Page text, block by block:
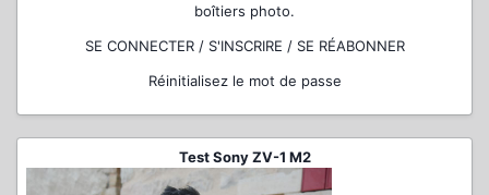
boîtiers photo.
SE CONNECTER / S'INSCRIRE / SE RÉABONNER
Réinitialisez le mot de passe
Test Sony ZV-1 M2